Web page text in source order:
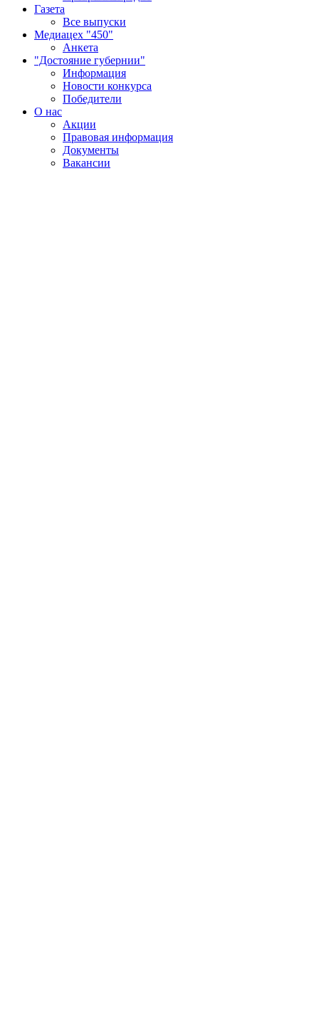
Газета
Все выпуски
Медиацех "450"
Анкета
"Достояние губернии"
Информация
Новости конкурса
Победители
О нас
Акции
Правовая информация
Документы
Вакансии